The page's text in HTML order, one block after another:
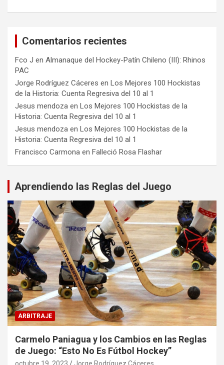
Comentarios recientes
Fco J en Almanaque del Hockey-Patín Chileno (III): Rhinos
PAC
Jorge Rodríguez Cáceres en Los Mejores 100 Hockistas
de la Historia: Cuenta Regresiva del 10 al 1
Jesus mendoza en Los Mejores 100 Hockistas de la
Historia: Cuenta Regresiva del 10 al 1
Jesus mendoza en Los Mejores 100 Hockistas de la
Historia: Cuenta Regresiva del 10 al 1
Francisco Carmona en Falleció Rosa Flashar
Aprendiendo las Reglas del Juego
ARBITRAJE
Carmelo Paniagua y los Cambios en las Reglas
de Juego: “Esto No Es Fútbol Hockey”